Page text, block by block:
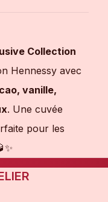
Collection
Hennessy avec
vanille,
. Une cuvée
pour les